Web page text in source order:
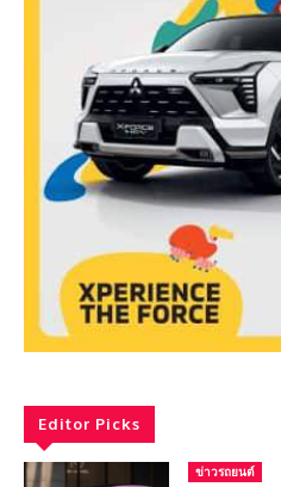
Editor Picks
ข่าวรถยนต์